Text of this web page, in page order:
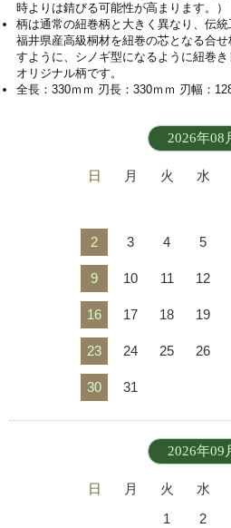
時よりは錆びる可能性が高まります。）
柄は通常の紐巻柄と大きく異なり、伝
福井県産高級桐材を紐巻の芯となる合
すように、シノギ型になるように紐巻
オリジナル柄です。
全長：330ｍｍ 刃長：330ｍｍ 刃幅：
2026年08
日 月 火 水
2 3 4 5
9 10 11 12
16 17 18 19
23 24 25 26
30 31
2026年09
日 月 火 水
1
2